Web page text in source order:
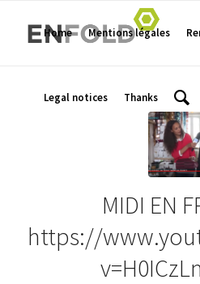
Home Mentions légales
Legal notices Thanks
MIDI EN
https://